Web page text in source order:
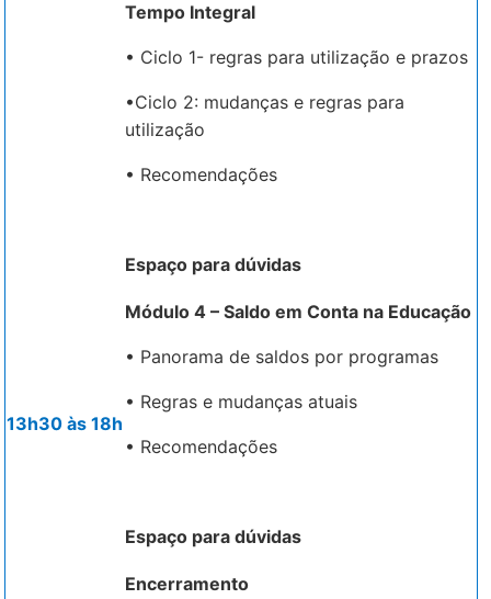
Tempo Integral
• Ciclo 1- regras para utilização e prazos
•Ciclo 2: mudanças e regras para
utilização
• Recomendações
Espaço para dúvidas
13h30 às 18h
Módulo 4 – Saldo em Conta na Educação
• Panorama de saldos por programas
• Regras e mudanças atuais
• Recomendações
Espaço para dúvidas
Encerramento